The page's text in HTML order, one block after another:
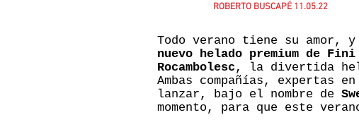
ROBERTO BUSCAPÉ 11.05.22
Todo verano tiene su amor,
nuevo helado premium de
Rocambolesc , la divertida
Ambas compañías, expertas
lanzar, bajo el nombre de
momento, para que este